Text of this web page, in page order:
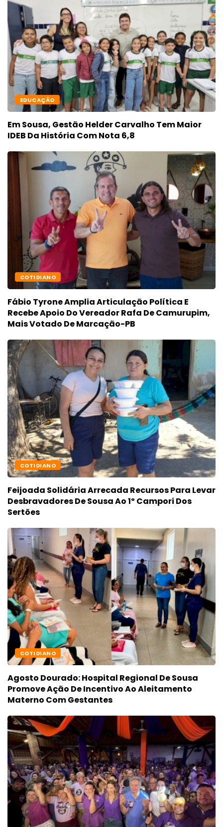
EDUCAÇÃO
Em Sousa, Gestão Helder Carvalho Tem Maior
IDEB Da História Com Nota 6,8
COTIDIANO
Fábio Tyrone Amplia Articulação Política E
Recebe Apoio Do Vereador Rafa De Camurupim,
Mais Votado De Marcação-PB
COTIDIANO
Feijoada Solidária Arrecada Recursos Para Levar
Desbravadores De Sousa Ao 1º Campori Dos
Sertões
COTIDIANO
Agosto Dourado: Hospital Regional De Sousa
Promove Ação De Incentivo Ao Aleitamento
Materno Com Gestantes